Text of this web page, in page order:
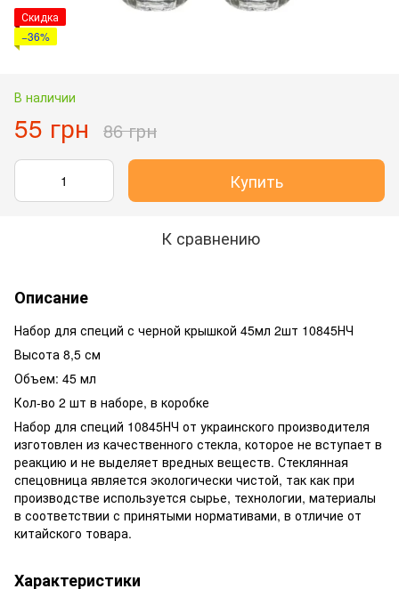
Скидка
−36%
В наличии
55 грн 86 грн
Купить
К сравнению
Описание
Набор для специй с черной крышкой 45мл 2шт 10845НЧ
Высота 8,5 см
Объем: 45 мл
Кол-во 2 шт в наборе, в коробке
Набор для специй 10845НЧ от украинского производителя
изготовлен из качественного стекла, которое не вступает в
реакцию и не выделяет вредных веществ. Стеклянная
спецовница является экологически чистой, так как при
производстве используется сырье, технологии, материалы
в соответствии с принятыми нормативами, в отличие от
китайского товара.
Характеристики